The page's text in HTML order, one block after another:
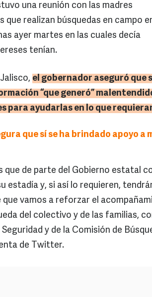
una reunión con las madres
realizan búsquedas en campo
ayer martes en las cuales decía
tenían.
el gobernador aseguró que
“que generó”
para ayudarlas en lo que
que sí se ha brindado apoyo a
que de parte del Gobierno estatal
estadía y, si así lo requieren,
vamos a reforzar el
del colectivo y de las familias,
y de la Comisión de
de Twitter.